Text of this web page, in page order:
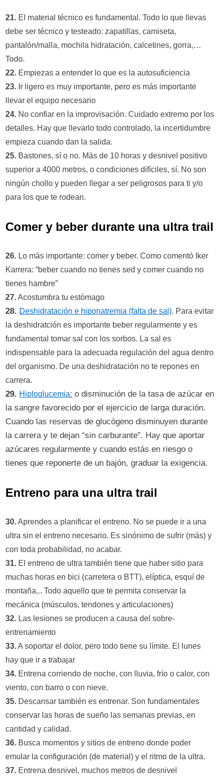
21. El material técnico es fundamental. Todo lo que llevas
debe ser técnico y testeado: zapatillas, camiseta,
pantalón/malla, mochila hidratación, calcetines, gorra,…
Todo.
22. Empiezas a entender lo que es la autosuficiencia
23. Ir ligero es muy importante, pero es más importante
llevar el equipo necesario
24. No confiar en la improvisación. Cuidado extremo por los
detalles. Hay que llevarlo todo controlado, la incertidumbre
empieza cuando dan la salida.
25. Bastones, sí o no. Más de 10 horas y desnivel positivo
superior a 4000 metros, o condiciones difíciles, sí. No son
ningún chollo y pueden llegar a ser peligrosos para ti y/o
para los que te rodean.
Comer y beber durante una ultra trail
26. Lo más importante: comer y beber. Como comentó Iker
Karrera: “beber cuando no tienes sed y comer cuando no
tienes hambre”
27.Acostumbra tu estómago
28. Deshidratación e hiponatremia (falta de sal). Para evitar
la deshidratción es importante beber regularmente y es
fundamental tomar sal con los sorbos. La sal es
indispensable para la adecuada regulación del agua dentro
del organismo. De una deshidratación no te repones en
carrera.
29. Hiploglucemia: o disminución de la tasa de azúcar en
la sangre favorecido por el ejercicio de larga duración.
Cuando las reservas de glucógeno disminuyen durante
la carrera y te dejan “sin carburante”. Hay que aportar
azúcares regularmente y cuando estás en riesgo o
tienes que reponerte de un bajón, graduar la exigencia.
Entreno para una ultra trail
30.Aprendes a planificar el entreno. No se puede ir a una
ultra sin el entreno necesario. Es sinónimo de sufrir (más) y
con toda probabilidad, no acabar.
31. El entreno de ultra también tiene que haber sitio para
muchas horas en bici (carretera o BTT), elíptica, esquí de
montaña,.. Todo aquello que te permita conservar la
mecánica (músculos, tendones y articulaciones)
32. Las lesiones se producen a causa del sobre-
entrenamiento
33.A soportar el dolor, pero todo tiene su límite. El lunes
hay que ir a trabajar
34. Entrena corriendo de noche, con lluvia, frío o calor, con
viento, con barro o con nieve.
35. Descansar también es entrenar. Son fundamentales
conservar las horas de sueño las semanas previas, en
cantidad y calidad.
36. Busca momentos y sitios de entreno donde poder
emular la configuración (de material) y el ritmo de la ultra.
37. Entrena desnivel, muchos metros de desnivel